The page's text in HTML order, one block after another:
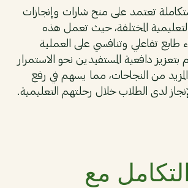
تعتمد على منح شارات وإنجازات
المختلفة، حيث تعمل هذه
طابع تفاعلي وتنافسي على العملية
بتعزيز دافعية المستفيدين نحو الاستمرار
من النجاحات، مما يسهم في رفع
لدى الطلاب خلال رحلتهم التعليمية.
التكامل مع